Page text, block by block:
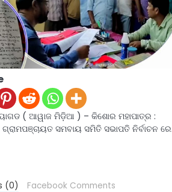
( ଆୱାଜ ମିଡ଼ିଆ ) – କିଶୋର ମହାପାତ୍ର :
ସମବାୟ ସମିତି ସଭାପତି ନିର୍ବାଚନ
(0) Facebook Comments